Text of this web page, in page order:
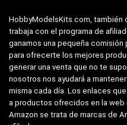
HobbyModelsKits.com, también
trabaja con el programa de
ganamos una pequeña
para ofrecerte los mejores
generar una venta que no te
nosotros nos ayudará a
misma cada día. Los enlaces
a productos ofrecidos en la web
Amazon se trata de marcas de